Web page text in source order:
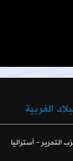
الغربية
التحرير - أستراليا